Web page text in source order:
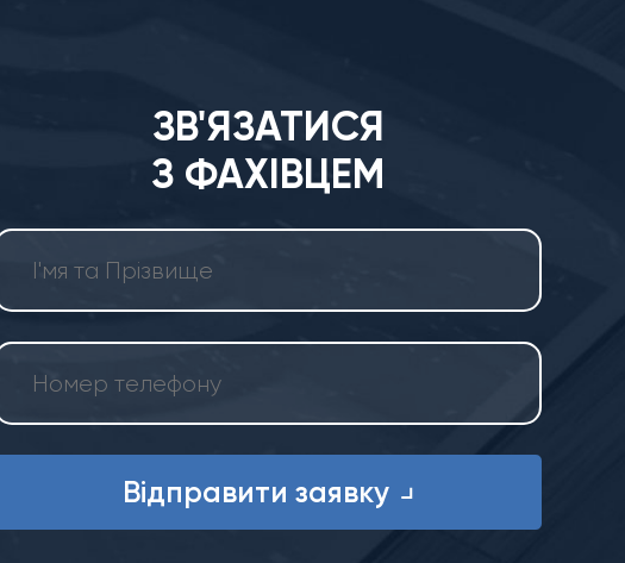
ЗВ'ЯЗАТИСЯ
З ФАХІВЦЕМ
Відправити заявку